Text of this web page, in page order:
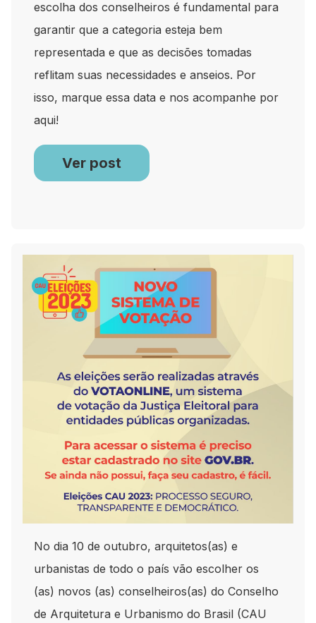
escolha dos conselheiros é fundamental para
garantir que a categoria esteja bem
representada e que as decisões tomadas
reflitam suas necessidades e anseios. Por
isso, marque essa data e nos acompanhe por
aqui!
Ver post
No dia 10 de outubro, arquitetos(as) e
urbanistas de todo o país vão escolher os
(as) novos (as) conselheiros(as) do Conselho
de Arquitetura e Urbanismo do Brasil (CAU